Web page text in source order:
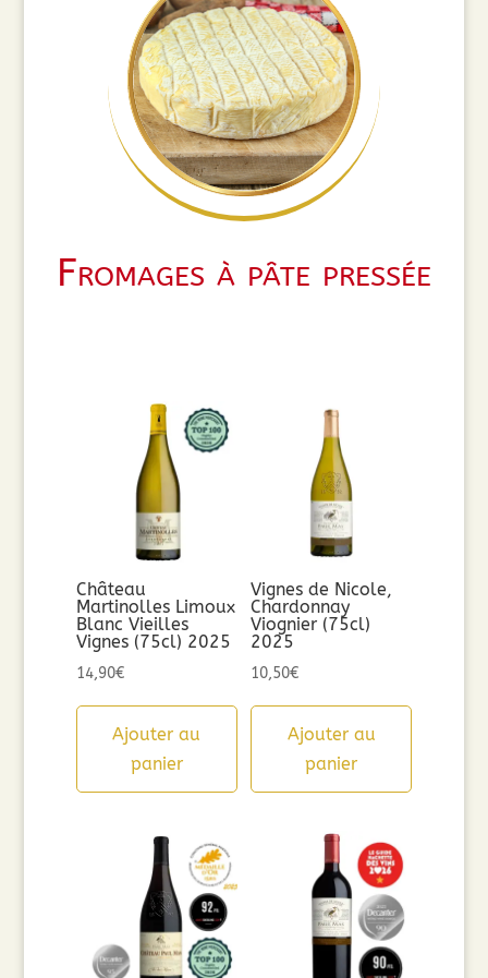
Fromages à pâte pressée
Château
Martinolles Limoux
Blanc Vieilles
Vignes (75cl) 2025
14,90€
Ajouter au
panier
Vignes de Nicole,
Chardonnay
Viognier (75cl)
2025
10,50€
Ajouter au
panier